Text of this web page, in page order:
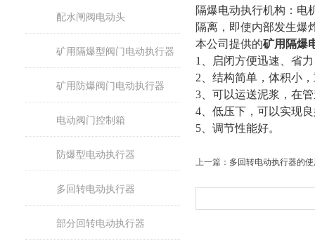
配水闸阀电动头
矿用隔爆型阀门电动执行器
矿用防爆阀门电动执行器
电动阀门控制箱
防爆型电动执行器
多回转电动执行器
部分回转电动执行器
隔爆电动执行机构：电
隔离，即使内部发生爆
本公司提供的矿用隔爆
1
、启闭方便迅速、省
2 、结构简单，体积小
3、可以运送泥浆，在
4、低压下，可以实现
5、调节性能好。
上一篇： 多回转电动执行器的